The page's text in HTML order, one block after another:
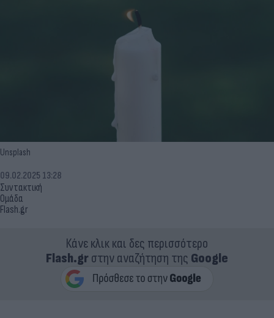
Unsplash
Συντακτική
Ομάδα
Flash.gr
09.02.2025 13:28
Κάνε κλικ και δες περισσότερο
Flash.grστην αναζήτηση της Google